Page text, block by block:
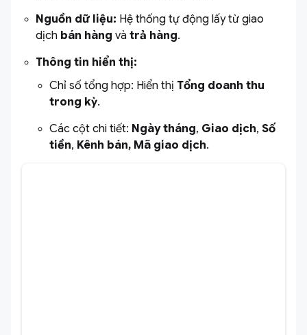
Nguồn dữ liệu: Hệ thống tự động lấy từ giao
dịch bán hàng và trả hàng.
Thông tin hiển thị:
Chỉ số tổng hợp: Hiển thị Tổng doanh thu
trong kỳ.
Các cột chi tiết: Ngày tháng, Giao dịch, Số
tiền, Kênh bán, Mã giao dịch.